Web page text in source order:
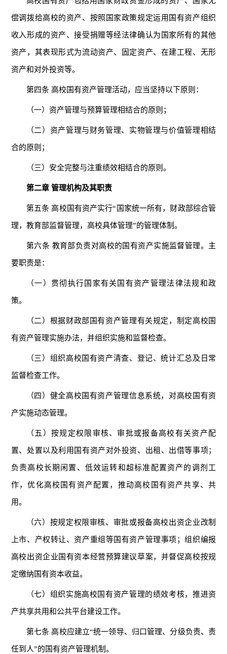
偿调拨给高校的资产、按照国家政策规定运用国有资产组织
收入形成的资产、接受捐赠等经法律确认为国家所有的其他
资产，其表现形式为流动资产、固定资产、在建工程、无形
资产和对外投资等。
第四条 高校国有资产管理活动，应当坚持以下原则：
（一）资产管理与预算管理相结合的原则；
（二）资产管理与财务管理、实物管理与价值管理相结
合的原则；
（三）安全完整与注重绩效相结合的原则。
第二章 管理机构及其职责
第五条 高校国有资产实行“国家统一所有，财政部综合管
理，教育部监督管理，高校具体管理”的管理体制。
第六条 教育部负责对高校的国有资产实施监督管理。主
要职责是：
（一）贯彻执行国家有关国有资产管理法律法规和政
策。
（二）根据财政部国有资产管理有关规定，制定高校国
有资产管理实施办法，并组织实施和监督检查。
（三）组织高校国有资产清查、登记、统计汇总及日常
监督检查工作。
（四）健全高校国有资产管理信息系统，对高校国有资
产实施动态管理。
（五）按规定权限审核、审批或报备高校有关资产配
置、处置以及利用国有资产对外投资、出租、出借等事项；
负责高校长期闲置、低效运转和超标准配置资产的调剂工
作，优化高校国有资产配置，推动高校国有资产共享、共
用。
（六）按规定权限审核、审批或报备高校出资企业改制
上市、产权转让、资产重组等国有资产管理事项；组织编报
高校出资企业国有资本经营预算建议草案，并督促高校按规
定缴纳国有资本收益。
（七）组织实施高校国有资产管理的绩效考核，推进资
产共享共用和公共平台建设工作。
第七条 高校应建立“统一领导、归口管理、分级负责、责
任到人”的国有资产管理机制。